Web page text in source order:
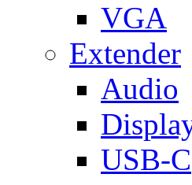
VGA
Extender
Audio
USB-C